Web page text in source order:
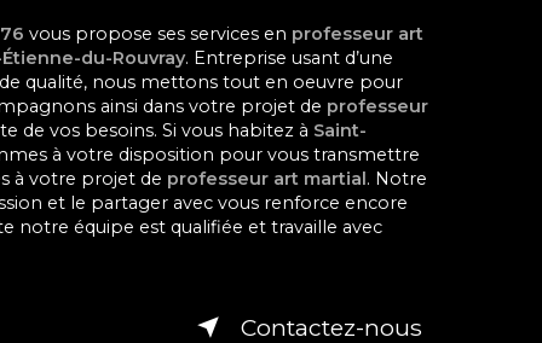
vous propose ses services en professeur art
du-Rouvray. Entreprise usant d’une
qualité, nous mettons tout en oeuvre pour
ainsi dans votre projet de professeur
de vos besoins. Si vous habitez à Saint-
à votre disposition pour vous transmettre
à votre projet de professeur art martial. Notre
et le partager avec vous renforce encore
notre équipe est qualifiée et travaille avec
Contactez-nous